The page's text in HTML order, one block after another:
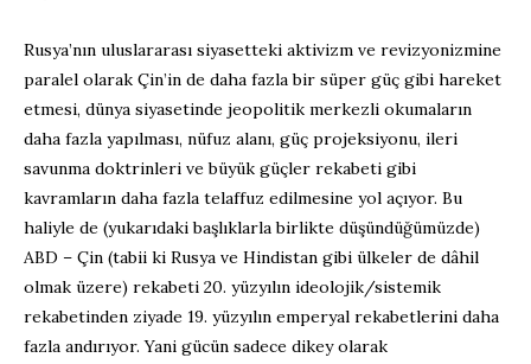
Rusya’nın uluslararası siyasetteki aktivizm ve revizyonizmine
paralel olarak Çin’in de daha fazla bir süper güç gibi hareket
etmesi, dünya siyasetinde jeopolitik merkezli okumaların
daha fazla yapılması, nüfuz alanı, güç projeksiyonu, ileri
savunma doktrinleri ve büyük güçler rekabeti gibi
kavramların daha fazla telaffuz edilmesine yol açıyor. Bu
haliyle de (yukarıdaki başlıklarla birlikte düşündüğümüzde)
ABD – Çin (tabii ki Rusya ve Hindistan gibi ülkeler de dâhil
olmak üzere) rekabeti 20. yüzyılın ideolojik/sistemik
rekabetinden ziyade 19. yüzyılın emperyal rekabetlerini daha
fazla andırıyor. Yani gücün sadece dikey olarak